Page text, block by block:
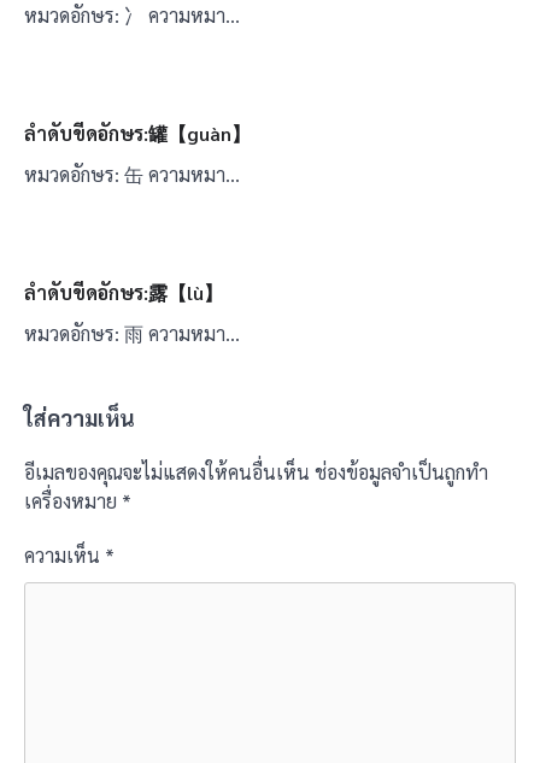
หมวดอักษร: 冫 ความหมา…
ลำดับขีดอักษร:罐【guàn】
หมวดอักษร: 缶 ความหมา…
ลำดับขีดอักษร:露【lù】
หมวดอักษร: 雨 ความหมา…
ใส่ความเห็น
อีเมลของคุณจะไม่แสดงให้คนอื่นเห็น ช่องข้อมูลจำเป็นถูกทำ
เครื่องหมาย *
ความเห็น *